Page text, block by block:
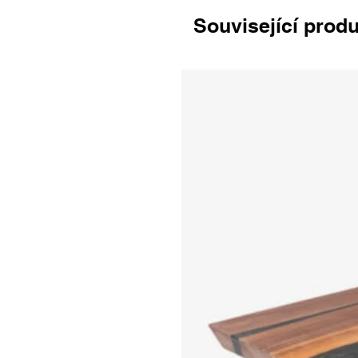
Související